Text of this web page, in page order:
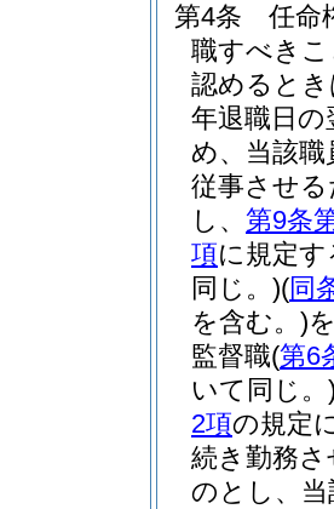
第4条
任命
職すべき
認めると
年退職日
め、当該
従事させ
し、 第9条
項に規定
同じ。)(同
を含む。)
監督職(第6
いて同じ。
2項の規定
続き勤務
のとし、